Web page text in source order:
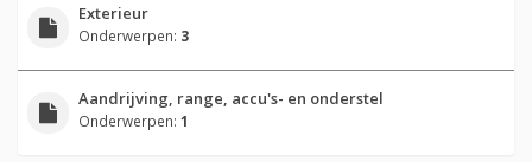
Exterieur
Onderwerpen: 3
Aandrijving, range, accu's- en onderstel
Onderwerpen: 1